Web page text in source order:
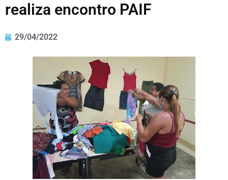
realiza encontro PAIF
29/04/2022